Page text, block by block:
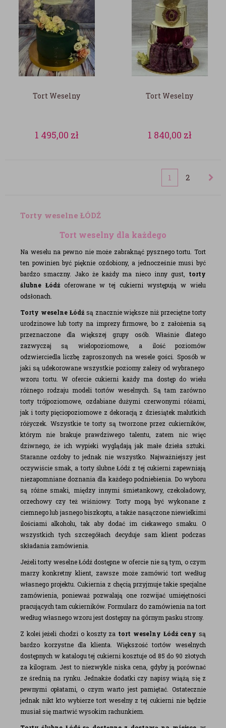
Tort Weselny
1 495,00 zł
Tort Weselny
1 840,00 zł
1 2
Torty weselne ŁÓDŹ
Tort weselny dla każdego
Na weselu na pewno nie może zabraknąć pysznego tortu. Tort
ten powinien być pięknie ozdobiony, a jednocześnie musi być
bardzo smaczny. Jako że każdy ma nieco inny gust, torty
ślubne Łódź oferowane w tej cukierni występują w wielu
odsłonach.
Torty weselne Łódźsą znacznie większe niż przeciętne torty
urodzinowe lub torty na imprezy firmowe, bo z założenia są
przeznaczone dla większej grupy osób. Właśnie dlatego
zazwyczaj są wielopoziomowe, a ilość poziomów
odzwierciedla liczbę zaproszonych na wesele gości. Sposób w
jaki są udekorowane wszystkie poziomy zależy od wybranego
wzoru tortu. W ofercie cukierni każdy ma dostęp do wielu
różnego rodzaju modeli tortów weselnych. Są tam zarówno
torty trójpoziomowe, ozdabiane dużymi czerwonymi różami,
jak i torty pięciopoziomowe z dekoracją z dziesiątek malutkich
różyczek. Wszystkie te torty są tworzone przez cukierników,
którym nie brakuje prawdziwego talentu, zatem nic więc
dziwnego, że ich wypieki wyglądają jak małe dzieła sztuki.
Staranne ozdoby to jednak nie wszystko. Najważniejszy jest
oczywiście smak, a torty ślubne Łódź z tej cukierni zapewniają
niezapomniane doznania dla każdego podniebienia. Do wyboru
są różne smaki, między innymi śmietankowy, czekoladowy,
orzechowy czy też wiśniowy. Torty mogą być wykonane z
ciemnego lub jasnego biszkoptu, a także nasączone niewielkimi
ilościami alkoholu, tak aby dodać im ciekawego smaku. O
wszystkich tych szczegółach decyduje sam klient podczas
składania zamówienia.
Jeżeli torty weselne Łódź dostępne w ofercie nie są tym, o czym
marzy konkretny klient, zawsze może zamówić tort według
własnego projektu. Cukiernia z chęcią przyjmuje takie specjalne
zamówienia, ponieważ pozwalają one rozwijać umiejętności
pracujących tam cukierników. Formularz do zamówienia na tort
według własnego wzoru jest dostępny na górnym pasku strony.
Z kolei jeżeli chodzi o koszty za tort weselny Łódź ceny są
bardzo korzystne dla klienta. Większość tortów weselnych
dostępnych w katalogu tej cukierni kosztuje od 85 do 90 złotych
za kilogram. Jest to niezwykle niska cena, gdyby ją porównać
ze średnią na rynku. Jednakże dodatki czy napisy wiążą się z
pewnymi opłatami, o czym warto jest pamiętać. Ostatecznie
jednak nikt kto wybierze tort weselny z tej cukierni nie będzie
musiał się martwić wysokim rachunkiem.